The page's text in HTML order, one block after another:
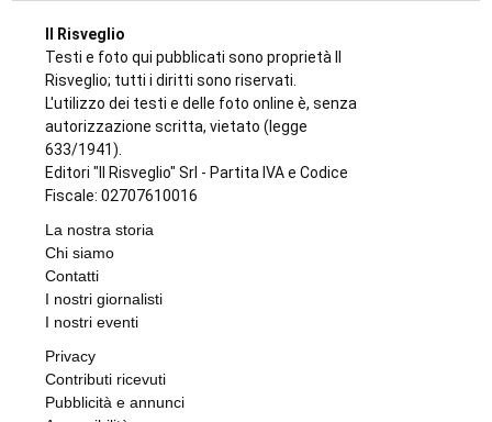
Il Risveglio
Testi e foto qui pubblicati sono proprietà Il
Risveglio; tutti i diritti sono riservati.
L'utilizzo dei testi e delle foto online è, senza
autorizzazione scritta, vietato (legge
633/1941).
Editori "Il Risveglio" Srl - Partita IVA e Codice
Fiscale: 02707610016
La nostra storia
Chi siamo
Contatti
I nostri giornalisti
I nostri eventi
Privacy
Contributi ricevuti
Pubblicità e annunci